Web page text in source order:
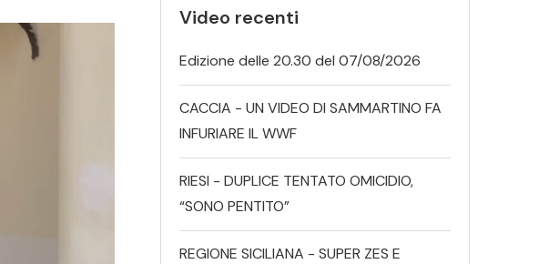
Video recenti
Edizione delle 20.30 del 07/08/2026
CACCIA - UN VIDEO DI SAMMARTINO FA
INFURIARE IL WWF
RIESI - DUPLICE TENTATO OMICIDIO,
“SONO PENTITO”
REGIONE SICILIANA - SUPER ZES E